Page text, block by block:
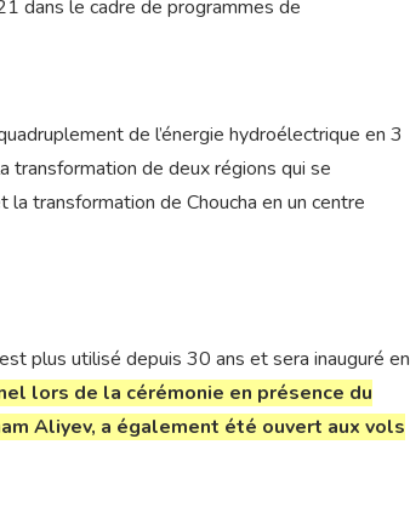
dans le cadre de programmes de
de l’énergie hydroélectrique en 3
transformation de deux régions qui se
transformation de Choucha en un centre
plus utilisé depuis 30 ans et sera inauguré en
lors de la cérémonie en présence du
Aliyev, a également été ouvert aux vols